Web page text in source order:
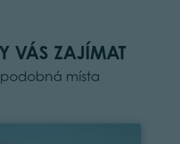
VÁS ZAJÍMAT
místa